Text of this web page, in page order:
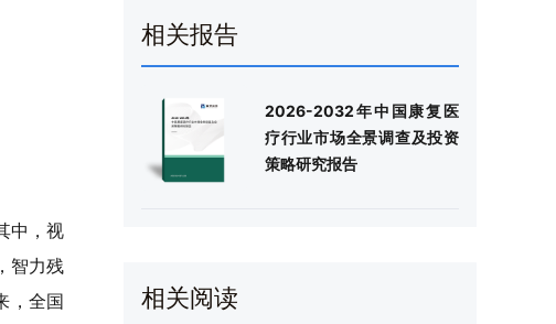
中，视
智力残
，全国
相关报告
2026-2032年中国康复医
疗行业市场全景调查及投资
策略研究报告
相关阅读